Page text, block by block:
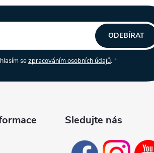
sezpracováním osobních údajů.
ODEBÍRAT
Sledujte nás